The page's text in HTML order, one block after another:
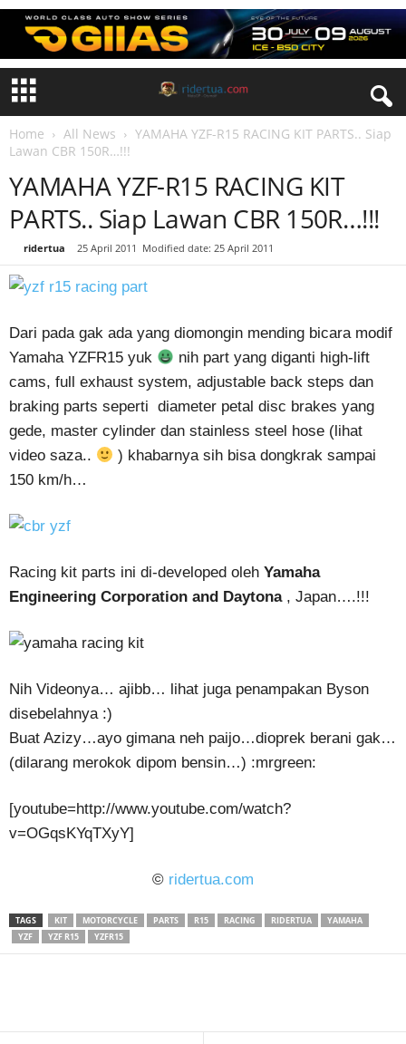
Home All News
YAMAHA YZF-R15 RACING KIT PARTS.. Siap
Lawan CBR 150R…!!!
YAMAHA YZF-R15 RACING KIT
PARTS.. Siap Lawan CBR 150R…!!!
ridertua 25 April 2011 Modified date: 25 April 2011
Dari pada gak ada yang diomongin mending bicara modif
Yamaha YZFR15 yuk
nih part yang diganti high-lift
cams, full exhaust system, adjustable back steps dan
braking parts seperti diameter petal disc brakes yang
gede, master cylinder dan stainless steel hose (lihat
video saza..
) khabarnya sih bisa dongkrak sampai
150 km/h…
Racing kit parts ini di-developed oleh Yamaha
Engineering Corporation and Daytona, Japan….!!!
Nih Videonya… ajibb… lihat juga penampakan Byson
disebelahnya :)
Buat Azizy…ayo gimana neh paijo…dioprek berani gak…
(dilarang merokok dipom bensin…) :mrgreen:
[youtube=http://www.youtube.com/watch?
v=OGqsKYqTXyY]
© ridertua.com
TAGS KIT MOTORCYCLE PARTS R15 RACING RIDERTUA
YAMAHA
YZF
YZF R15 YZFR15